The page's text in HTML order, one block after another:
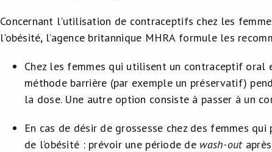
Concernant l'utilisation de contraceptifs chez les
l'obésité, l’agence britannique MHRA formule les
Chez les femmes qui utilisent un contraceptif
méthode barrière (par exemple un préservatif)
la dose. Une autre option consiste à passer à un
En cas de désir de grossesse chez des femmes
de l’obésité : prévoir une période de wash-out